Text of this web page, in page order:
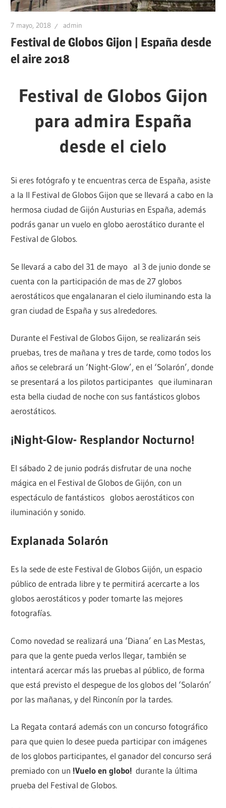
7 mayo, 2018 admin
Festival de Globos Gijon | España desde
el aire 2018
Festival de Globos Gijon
para admira España
desde el cielo
Si eres fotógrafo y te encuentras cerca de España, asiste
a la II Festival de Globos Gijon que se llevará a cabo en la
hermosa ciudad de Gijón Austurias en España, además
podrás ganar un vuelo en globo aerostático durante el
Festival de Globos.
Se llevará a cabo del 31 de mayo al 3 de junio donde se
cuenta con la participación de mas de 27 globos
aerostáticos que engalanaran el cielo iluminando esta la
gran ciudad de España y sus alrededores.
Durante el Festival de Globos Gijon, se realizarán seis
pruebas, tres de mañana y tres de tarde, como todos los
años se celebrará un ‘Night-Glow’, en el ‘Solarón’, donde
se presentará a los pilotos participantes que iluminaran
esta bella ciudad de noche con sus fantásticos globos
aerostáticos.
¡Night-Glow- Resplandor Nocturno!
El sábado 2 de junio podrás disfrutar de una noche
mágica en el Festival de Globos de Gijón, con un
espectáculo de fantásticos globos aerostáticos con
iluminación y sonido.
Explanada Solarón
Es la sede de este Festival de Globos Gijón, un espacio
público de entrada libre y te permitirá acercarte a los
globos aerostáticos y poder tomarte las mejores
fotografías.
Como novedad se realizará una ‘Diana’ en Las Mestas,
para que la gente pueda verlos llegar, también se
intentará acercar más las pruebas al público, de forma
que está previsto el despegue de los globos del ‘Solarón’
por las mañanas, y del Rinconín por la tardes.
La Regata contará además con un concurso fotográfico
para que quien lo desee pueda participar con imágenes
de los globos participantes, el ganador del concurso será
premiado con un !Vuelo en globo! durante la última
prueba del Festival de Globos.